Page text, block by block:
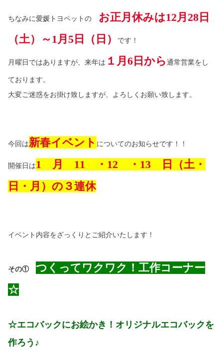
ちなみに愛媛トヨペットの お正月休みは12 月 28 日
（土）～1 月 5 日（ 日） です！
月曜日ではありますが、来年は １月 6 日から 通常営業をし
ております。
大変ご迷惑をお掛け致しますが、よろしくお願い致します。
今回は新春イベント についてのお知らせです！！
開催日は1 月 11 ・ 12 ・ 13
日（土・
日・月）の３連休
イベント内容をざっくりとご紹介いたします！
その①
つくってワクワク！工作コーナー
☆
☆エコバックにお絵かき！オリジナルエコバックを
作ろう♪